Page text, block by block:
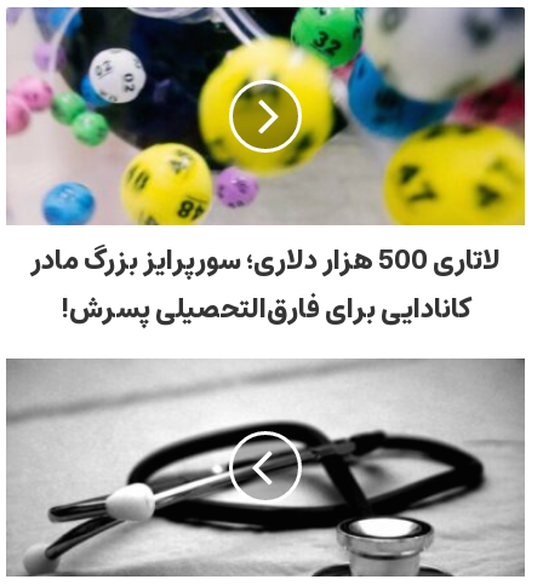
لاتاری 500 هزار دلاری؛ سورپرایز بزرگ مادر
کانادایی برای فارق‌التحصیلی پسرش!